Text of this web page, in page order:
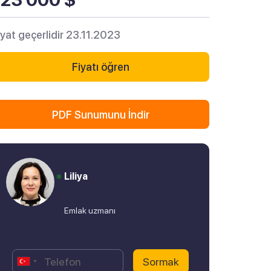
geçerlidir 23.11.2023
Fiyatı öğren
PDF Sunumunu İndir
Liliya
Emlak uzmanı